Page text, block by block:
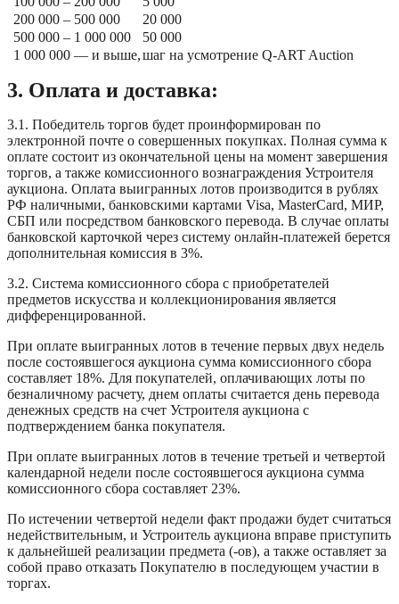
200 000 – 500 000
20 000
500 000 – 1 000 000
50 000
1 000 000 — и выше,шаг на усмотрение Q-ART Auction
3. Оплата и доставка:
3.1. Победитель торгов будет проинформирован по
электронной почте о совершенных покупках. Полная сумма к
оплате состоит из окончательной цены на момент завершения
торгов, а также комиссионного вознаграждения Устроителя
аукциона. Оплата выигранных лотов производится в рублях
РФ наличными, банковскими картами Visa, MasterCard, МИР,
СБП или посредством банковского перевода. В случае оплаты
банковской карточкой через систему онлайн-платежей берется
дополнительная комиссия в 3%.
3.2. Система комиссионного сбора с приобретателей
предметов искусства и коллекционирования является
дифференцированной.
При оплате выигранных лотов в течение первых двух недель
после состоявшегося аукциона сумма комиссионного сбора
составляет 18%. Для покупателей, оплачивающих лоты по
безналичному расчету, днем оплаты считается день перевода
денежных средств на счет Устроителя аукциона с
подтверждением банка покупателя.
При оплате выигранных лотов в течение третьей и четвертой
календарной недели после состоявшегося аукциона сумма
комиссионного сбора составляет 23%.
По истечении четвертой недели факт продажи будет считаться
недействительным, и Устроитель аукциона вправе приступить
к дальнейшей реализации предмета (-ов), а также оставляет за
собой право отказать Покупателю в последующем участии в
торгах.